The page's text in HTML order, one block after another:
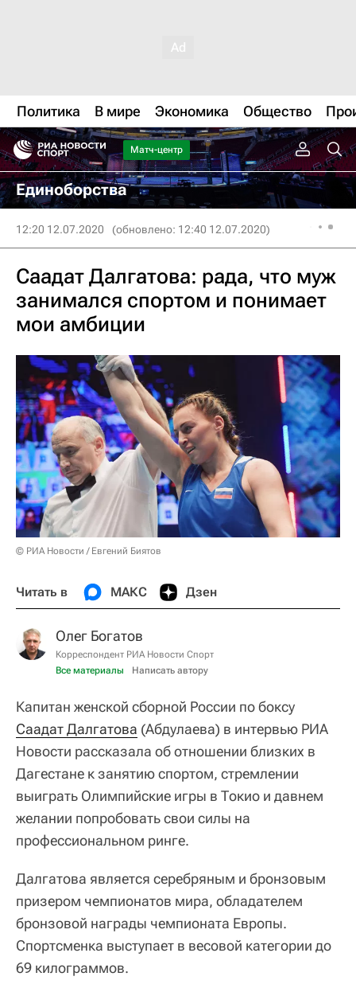
Политика В мире Экономика Общество
Матч-центр
Единоборства
12:20 12.07.2020 (обновлено: 12:40 12.07.2020)
Саадат Далгатова: рада, что муж
занимался спортом и понимает
мои амбиции
© РИА Новости / Евгений Биятов
Читать в МАКС Дзен
Олег Богатов
Корреспондент РИА Новости Спорт
Все материалы
Написать автору
Капитан женской сборной России по боксу
Саадат Далгатова (Абдулаева) в интервью РИА
Новости рассказала об отношении близких в
Дагестане к занятию спортом, стремлении
выиграть Олимпийские игры в Токио и давнем
желании попробовать свои силы на
профессиональном ринге.
Далгатова является серебряным и бронзовым
призером чемпионатов мира, обладателем
бронзовой награды чемпионата Европы.
Спортсменка выступает в весовой категории до
69 килограммов.